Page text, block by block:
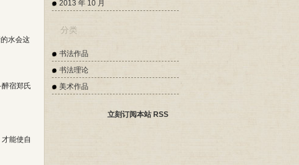
水会这
宿郑氏
能使自
2013 年 10 月
分类
书法作品
书法理论
美术作品
立刻订阅本站 RSS